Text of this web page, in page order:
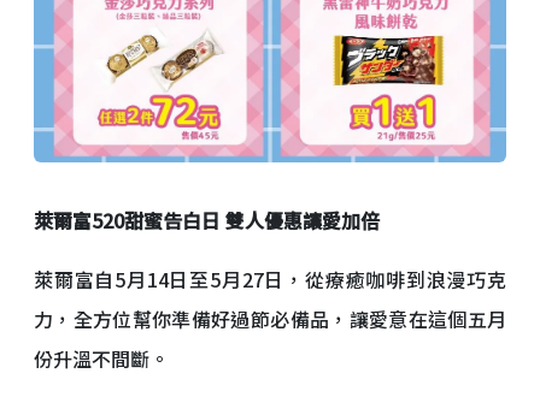
萊爾富520甜蜜告白日 雙人優惠讓愛加倍
萊爾富自5月14日至5月27日，從療癒咖啡到浪漫巧克
力，全方位幫你準備好過節必備品，讓愛意在這個五月
份升溫不間斷。